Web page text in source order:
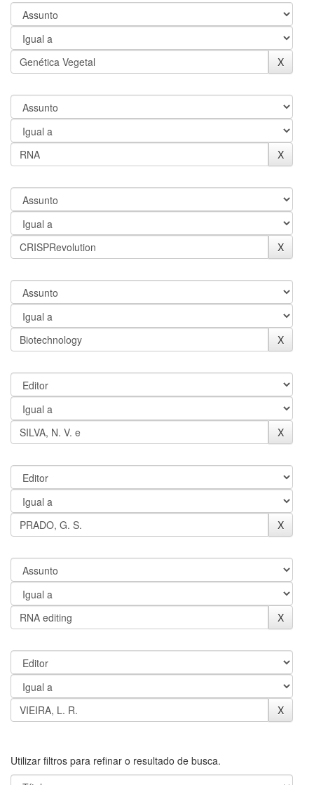
Utilizar filtros para refinar o resultado de busca.